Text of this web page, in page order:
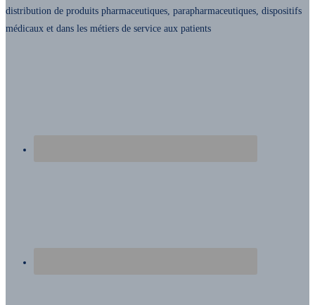
distribution de produits pharmaceutiques, parapharmaceutiques, dispositifs
médicaux et dans les métiers de service aux patients